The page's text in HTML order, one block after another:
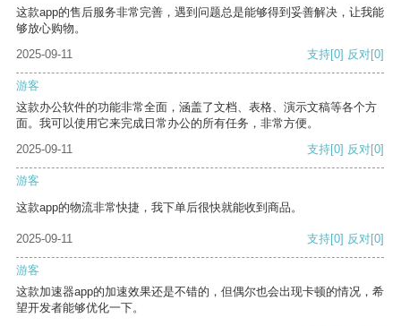
这款app的售后服务非常完善，遇到问题总是能够得到妥善解决，让我能
够放心购物。
2025-09-11
支持[0] 反对[0]
游客
这款办公软件的功能非常全面，涵盖了文档、表格、演示文稿等各个方
面。我可以使用它来完成日常办公的所有任务，非常方便。
2025-09-11
支持[0] 反对[0]
游客
这款app的物流非常快捷，我下单后很快就能收到商品。
2025-09-11 支持[0] 反对[0]
游客
这款加速器app的加速效果还是不错的，但偶尔也会出现卡顿的情况，希
望开发者能够优化一下。